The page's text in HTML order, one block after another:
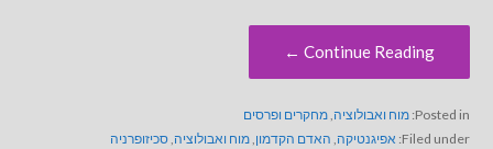
Continue Reading ←
Posted in: מוח ואבולוציה,מחקרים ופרסים
Filed under: אפיגנטיקה, האדם הקדמון,מוח ואבולוציה,סכיזופרניה